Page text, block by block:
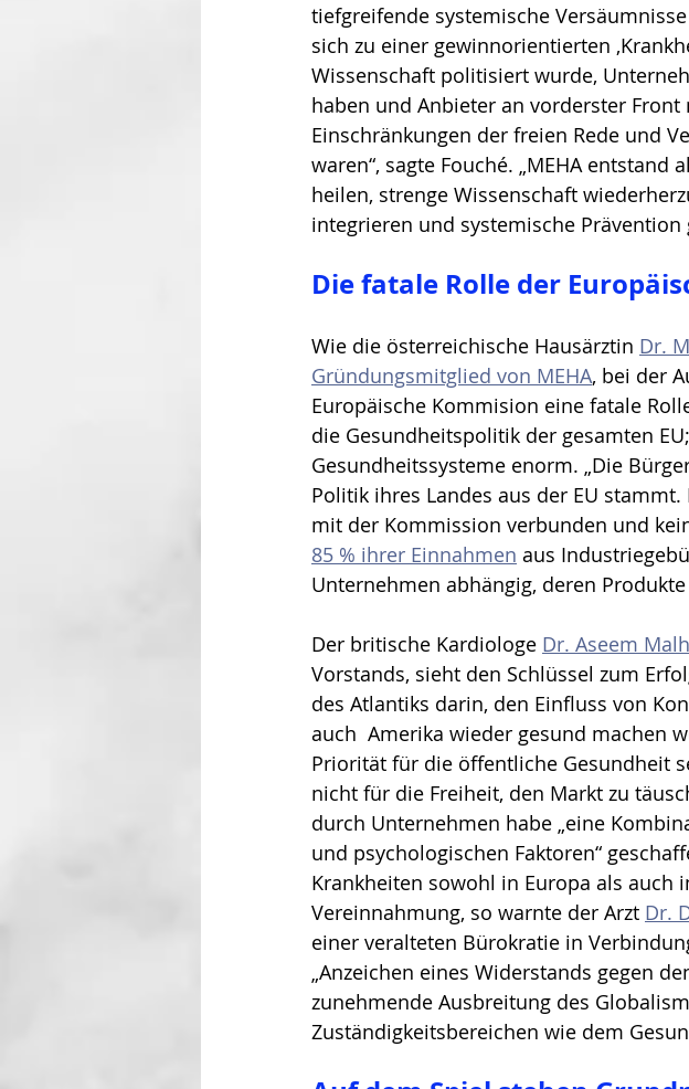
tiefgreifende systemische
sich zu einer gewinnorientierten
Wissenschaft politisiert wurde,
haben und Anbieter an vorderster
Einschränkungen der freien Rede und
waren“, sagte Fouché. „MEHA
heilen, strenge Wissenschaft
integrieren und systemische
Die fatale Rolle der
Wie die österreichische Hausärztin Dr.
Gründungsmitglied von MEHA, bei der
Europäische Kommision eine fatale
die Gesundheitspolitik der gesamten
Gesundheitssysteme enorm. „Die
Politik ihres Landes aus der EU stammt.
mit der Kommission verbunden und
85 % ihrer Einnahmen aus
Unternehmen abhängig, deren
Der britische Kardiologe Dr. Aseem
Vorstands, sieht den Schlüssel zum
des Atlantiks darin, den Einfluss von
auch  Amerika wieder gesund machen
Priorität für die öffentliche Gesundheit
nicht für die Freiheit, den Markt zu
durch Unternehmen habe „eine
und psychologischen Faktoren“
Krankheiten sowohl in Europa als auch
Vereinnahmung, so warnte der Arzt Dr.
einer veralteten Bürokratie in
„Anzeichen eines Widerstands gegen
zunehmende Ausbreitung des
Zuständigkeitsbereichen wie dem